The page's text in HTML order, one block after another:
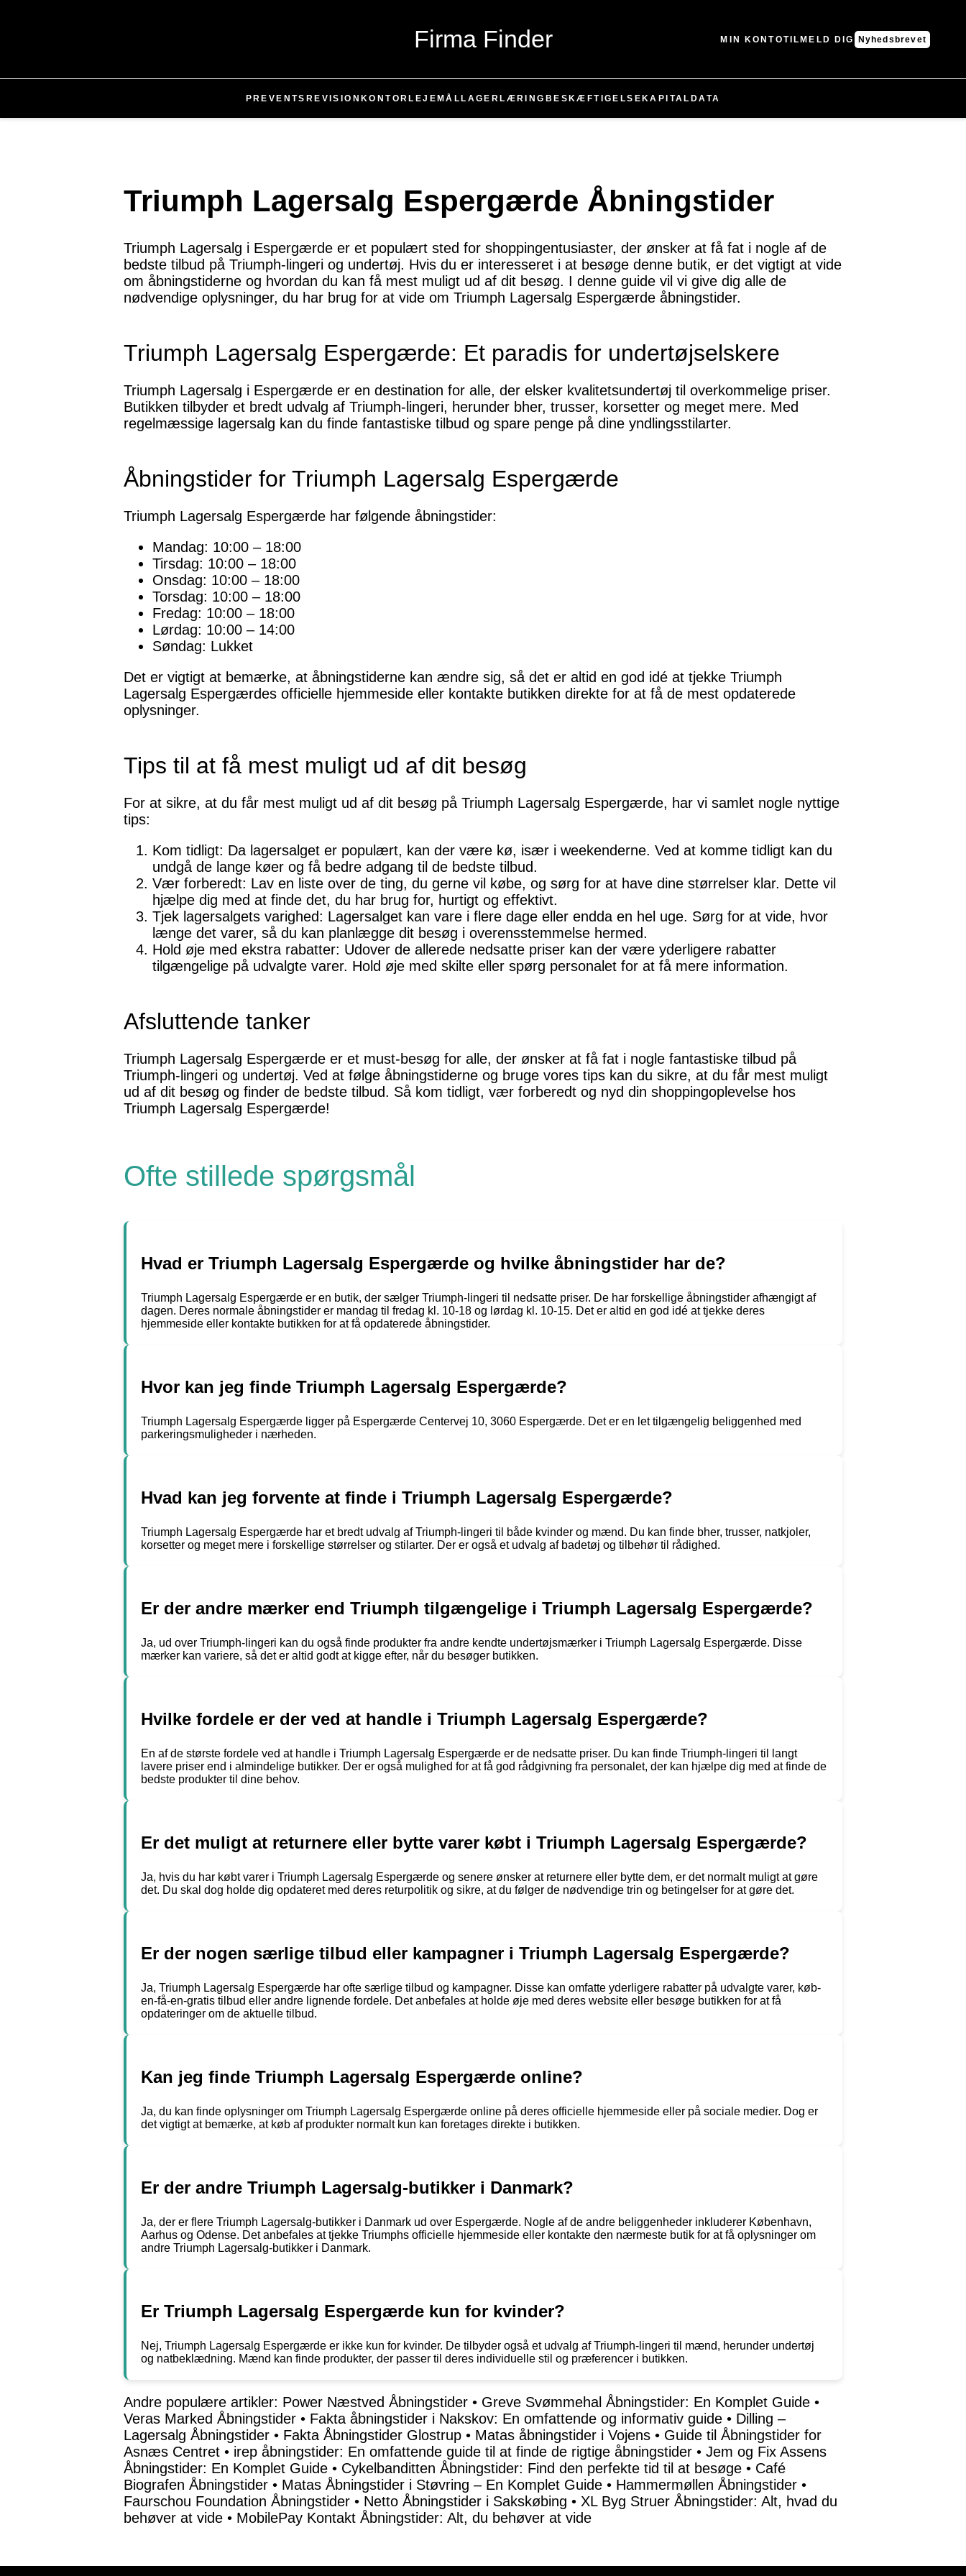
Firma Finder MIN KONTOTILMELD DIG Nyhedsbrevet
PR EVENTS REVISION KONTOR LEJEMÅL LAGER LÆRING BESKÆFTIGELSE KAPITAL DATA
Triumph Lagersalg Espergærde Åbningstider
Triumph Lagersalg i Espergærde er et populært sted for shoppingentusiaster, der ønsker at få fat i nogle af de
bedste tilbud på Triumph-lingeri og undertøj. Hvis du er interesseret i at besøge denne butik, er det vigtigt at vide
om åbningstiderne og hvordan du kan få mest muligt ud af dit besøg. I denne guide vil vi give dig alle de
nødvendige oplysninger, du har brug for at vide om Triumph Lagersalg Espergærde åbningstider.
Triumph Lagersalg Espergærde: Et paradis for undertøjselskere
Triumph Lagersalg i Espergærde er en destination for alle, der elsker kvalitetsundertøj til overkommelige priser.
Butikken tilbyder et bredt udvalg af Triumph-lingeri, herunder bher, trusser, korsetter og meget mere. Med
regelmæssige lagersalg kan du finde fantastiske tilbud og spare penge på dine yndlingsstilarter.
Åbningstider for Triumph Lagersalg Espergærde
Triumph Lagersalg Espergærde har følgende åbningstider:
Mandag: 10:00 – 18:00
Tirsdag: 10:00 – 18:00
Onsdag: 10:00 – 18:00
Torsdag: 10:00 – 18:00
Fredag: 10:00 – 18:00
Lørdag: 10:00 – 14:00
Søndag: Lukket
Det er vigtigt at bemærke, at åbningstiderne kan ændre sig, så det er altid en god idé at tjekke Triumph
Lagersalg Espergærdes officielle hjemmeside eller kontakte butikken direkte for at få de mest opdaterede
oplysninger.
Tips til at få mest muligt ud af dit besøg
For at sikre, at du får mest muligt ud af dit besøg på Triumph Lagersalg Espergærde, har vi samlet nogle nyttige
tips:
Kom tidligt: Da lagersalget er populært, kan der være kø, især i weekenderne. Ved at komme tidligt kan du
undgå de lange køer og få bedre adgang til de bedste tilbud.
Vær forberedt: Lav en liste over de ting, du gerne vil købe, og sørg for at have dine størrelser klar. Dette vil
hjælpe dig med at finde det, du har brug for, hurtigt og effektivt.
Tjek lagersalgets varighed: Lagersalget kan vare i flere dage eller endda en hel uge. Sørg for at vide, hvor
længe det varer, så du kan planlægge dit besøg i overensstemmelse hermed.
Hold øje med ekstra rabatter: Udover de allerede nedsatte priser kan der være yderligere rabatter
tilgængelige på udvalgte varer. Hold øje med skilte eller spørg personalet for at få mere information.
Afsluttende tanker
Triumph Lagersalg Espergærde er et must-besøg for alle, der ønsker at få fat i nogle fantastiske tilbud på
Triumph-lingeri og undertøj. Ved at følge åbningstiderne og bruge vores tips kan du sikre, at du får mest muligt
ud af dit besøg og finder de bedste tilbud. Så kom tidligt, vær forberedt og nyd din shoppingoplevelse hos
Triumph Lagersalg Espergærde!
Ofte stillede spørgsmål
Hvad er Triumph Lagersalg Espergærde og hvilke åbningstider har de?
Triumph Lagersalg Espergærde er en butik, der sælger Triumph-lingeri til nedsatte priser. De har forskellige åbningstider afhængigt af
dagen. Deres normale åbningstider er mandag til fredag ​​kl. 10-18 og lørdag kl. 10-15. Det er altid en god idé at tjekke deres
hjemmeside eller kontakte butikken for at få opdaterede åbningstider.
Hvor kan jeg finde Triumph Lagersalg Espergærde?
Triumph Lagersalg Espergærde ligger på Espergærde Centervej 10, 3060 Espergærde. Det er en let tilgængelig beliggenhed med
parkeringsmuligheder i nærheden.
Hvad kan jeg forvente at finde i Triumph Lagersalg Espergærde?
Triumph Lagersalg Espergærde har et bredt udvalg af Triumph-lingeri til både kvinder og mænd. Du kan finde bher, trusser, natkjoler,
korsetter og meget mere i forskellige størrelser og stilarter. Der er også et udvalg af badetøj og tilbehør til rådighed.
Er der andre mærker end Triumph tilgængelige i Triumph Lagersalg Espergærde?
Ja, ud over Triumph-lingeri kan du også finde produkter fra andre kendte undertøjsmærker i Triumph Lagersalg Espergærde. Disse
mærker kan variere, så det er altid godt at kigge efter, når du besøger butikken.
Hvilke fordele er der ved at handle i Triumph Lagersalg Espergærde?
En af de største fordele ved at handle i Triumph Lagersalg Espergærde er de nedsatte priser. Du kan finde Triumph-lingeri til langt
lavere priser end i almindelige butikker. Der er også mulighed for at få god rådgivning fra personalet, der kan hjælpe dig med at finde de
bedste produkter til dine behov.
Er det muligt at returnere eller bytte varer købt i Triumph Lagersalg Espergærde?
Ja, hvis du har købt varer i Triumph Lagersalg Espergærde og senere ønsker at returnere eller bytte dem, er det normalt muligt at gøre
det. Du skal dog holde dig opdateret med deres returpolitik og sikre, at du følger de nødvendige trin og betingelser for at gøre det.
Er der nogen særlige tilbud eller kampagner i Triumph Lagersalg Espergærde?
Ja, Triumph Lagersalg Espergærde har ofte særlige tilbud og kampagner. Disse kan omfatte yderligere rabatter på udvalgte varer, køb-
en-få-en-gratis tilbud eller andre lignende fordele. Det anbefales at holde øje med deres website eller besøge butikken for at få
opdateringer om de aktuelle tilbud.
Kan jeg finde Triumph Lagersalg Espergærde online?
Ja, du kan finde oplysninger om Triumph Lagersalg Espergærde online på deres officielle hjemmeside eller på sociale medier. Dog er
det vigtigt at bemærke, at køb af produkter normalt kun kan foretages direkte i butikken.
Er der andre Triumph Lagersalg-butikker i Danmark?
Ja, der er flere Triumph Lagersalg-butikker i Danmark ud over Espergærde. Nogle af de andre beliggenheder inkluderer København,
Aarhus og Odense. Det anbefales at tjekke Triumphs officielle hjemmeside eller kontakte den nærmeste butik for at få oplysninger om
andre Triumph Lagersalg-butikker i Danmark.
Er Triumph Lagersalg Espergærde kun for kvinder?
Nej, Triumph Lagersalg Espergærde er ikke kun for kvinder. De tilbyder også et udvalg af Triumph-lingeri til mænd, herunder undertøj
og natbeklædning. Mænd kan finde produkter, der passer til deres individuelle stil og præferencer i butikken.
Andre populære artikler: Power Næstved Åbningstider • Greve Svømmehal Åbningstider: En Komplet Guide •
Veras Marked Åbningstider • Fakta åbningstider i Nakskov: En omfattende og informativ guide • Dilling –
Lagersalg Åbningstider • Fakta Åbningstider Glostrup • Matas åbningstider i Vojens • Guide til Åbningstider for
Asnæs Centret • irep åbningstider: En omfattende guide til at finde de rigtige åbningstider • Jem og Fix Assens
Åbningstider: En Komplet Guide • Cykelbanditten Åbningstider: Find den perfekte tid til at besøge • Café
Biografen Åbningstider • Matas Åbningstider i Støvring – En Komplet Guide • Hammermøllen Åbningstider •
Faurschou Foundation Åbningstider • Netto Åbningstider i Sakskøbing • XL Byg Struer Åbningstider: Alt, hvad du
behøver at vide • MobilePay Kontakt Åbningstider: Alt, du behøver at vide